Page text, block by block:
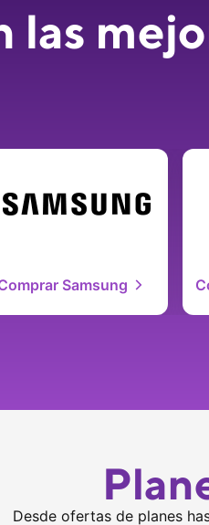
las
Samsung
Desde ofertas de planes